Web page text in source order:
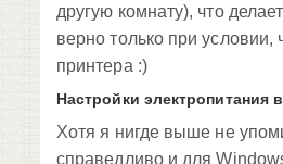
другую комнату), что
верно только при
принтера :)
Настройки электропитания
Хотя я нигде выше не
справедливо и для